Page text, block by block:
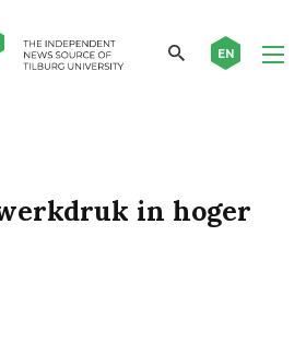
EN
in hoger